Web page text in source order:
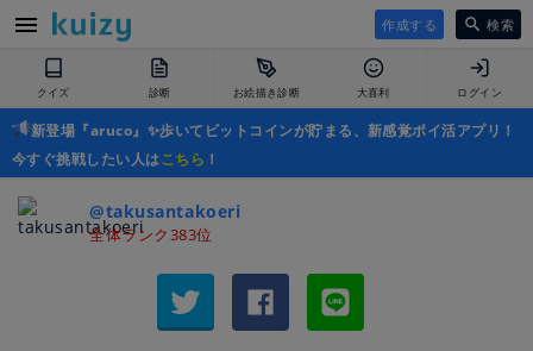
作成する 検索
クイズ 診断 お絵描き診断 大喜利 ログイン
新登場『aruco』✨歩いてビットコインが貯まる、新感覚ポイ活アプリ！
今すぐ挑戦したい人はこちら ！
@takusantakoeri
全体ランク383位